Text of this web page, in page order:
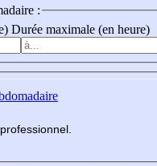
:
Durée maximale (en heure)
fessionnel